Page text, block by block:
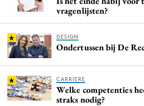
vragenlijsten?
DESIGN
Ondertussen bij De
CARRIERE
Welke competenties
straks nodig?